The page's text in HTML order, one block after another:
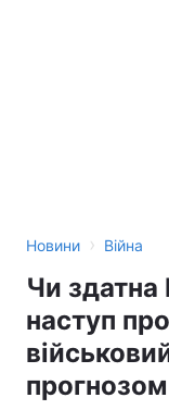
Новини › Війна
Чи здатна
наступ
прогнозом